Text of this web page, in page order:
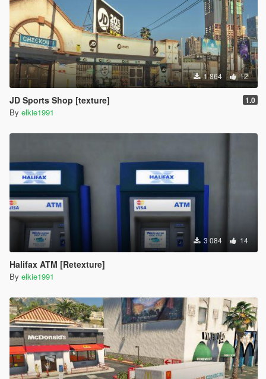
1 864 12
JD Sports Shop [texture] 1.0
By elkie1991
3 084 14
Halifax ATM [Retexture]
By elkie1991